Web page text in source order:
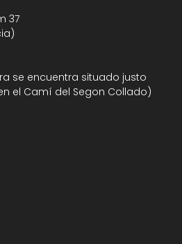
37
se encuentra situado justo
el Camí del Segon Collado)